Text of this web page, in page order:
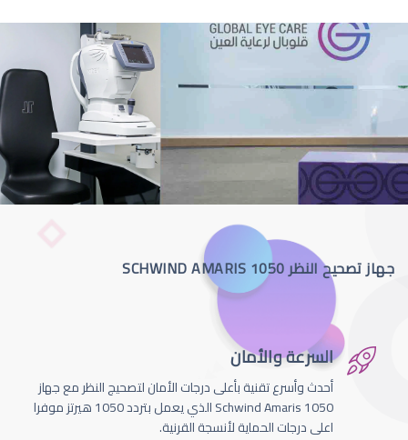
جهاز تصحيح النظر SCHWIND AMARIS 1050
السرعة والأمان
أحدث وأسرع تقنية بأعلى درجات الأمان لتصحيج النظر مع جهاز
Schwind Amaris 1050 الذي يعمل بتردد 1050 هيرتز موفرا
اعلى درجات الحماية لأنسجة القرنية.